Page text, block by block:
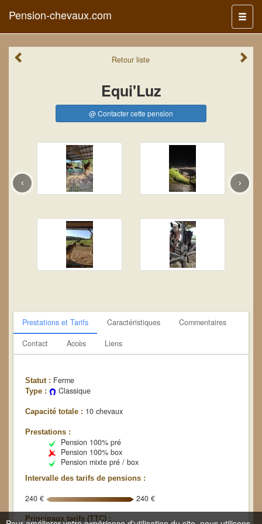
Menu
Pension-chevaux.com
Retourliste
Equi'Luz
@ Contacter cette pension
‹ ›
Prestations et Tarifs Caractéristiques
Commentaires
Contact
Accès Liens
Statut : Ferme
Type : Classique
Capacité totale : 10 chevaux
Prestations :
Pension 100% pré
Pension 100% box
Pension mixte pré / box
Intervalle des tarifs de pensions :
240 € 240 €
Principaux tarifs (TTC) :